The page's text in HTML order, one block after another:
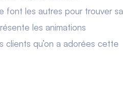
font les autres pour trouver sa
les animations
clients qu’on a adorées cette